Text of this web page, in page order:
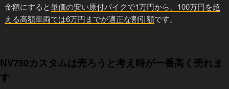
金額にすると単価の安い原付バイクで1万円から、100万円を超
える高額車両では6万円までが適正な割引額です。
NV750カスタムは売ろうと考え時が一番高く売れま
す